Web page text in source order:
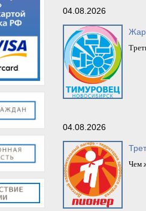
04.08.2026
04.08.2026
Чем